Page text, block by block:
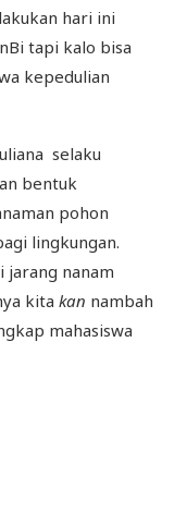
hari ini
tapi kalo bisa
kepedulian
selaku
bentuk
pohon
lingkungan.
jarang nanam
kita kan nambah
mahasiswa